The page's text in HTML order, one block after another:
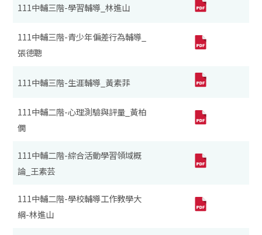
111中輔三階-學習輔導_林進山
111中輔三階-青少年偏差行為輔導_
張德聰
111中輔三階-生涯輔導_黃素菲
111中輔二階-心理測驗與評量_黃柏
僩
111中輔二階-綜合活動學習領域概
論_王素芸
111中輔二階-學校輔導工作教學大
綱-林進山